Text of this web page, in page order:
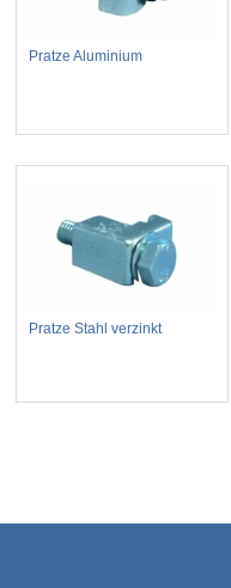
Pratze Aluminium
Pratze Stahl verzinkt